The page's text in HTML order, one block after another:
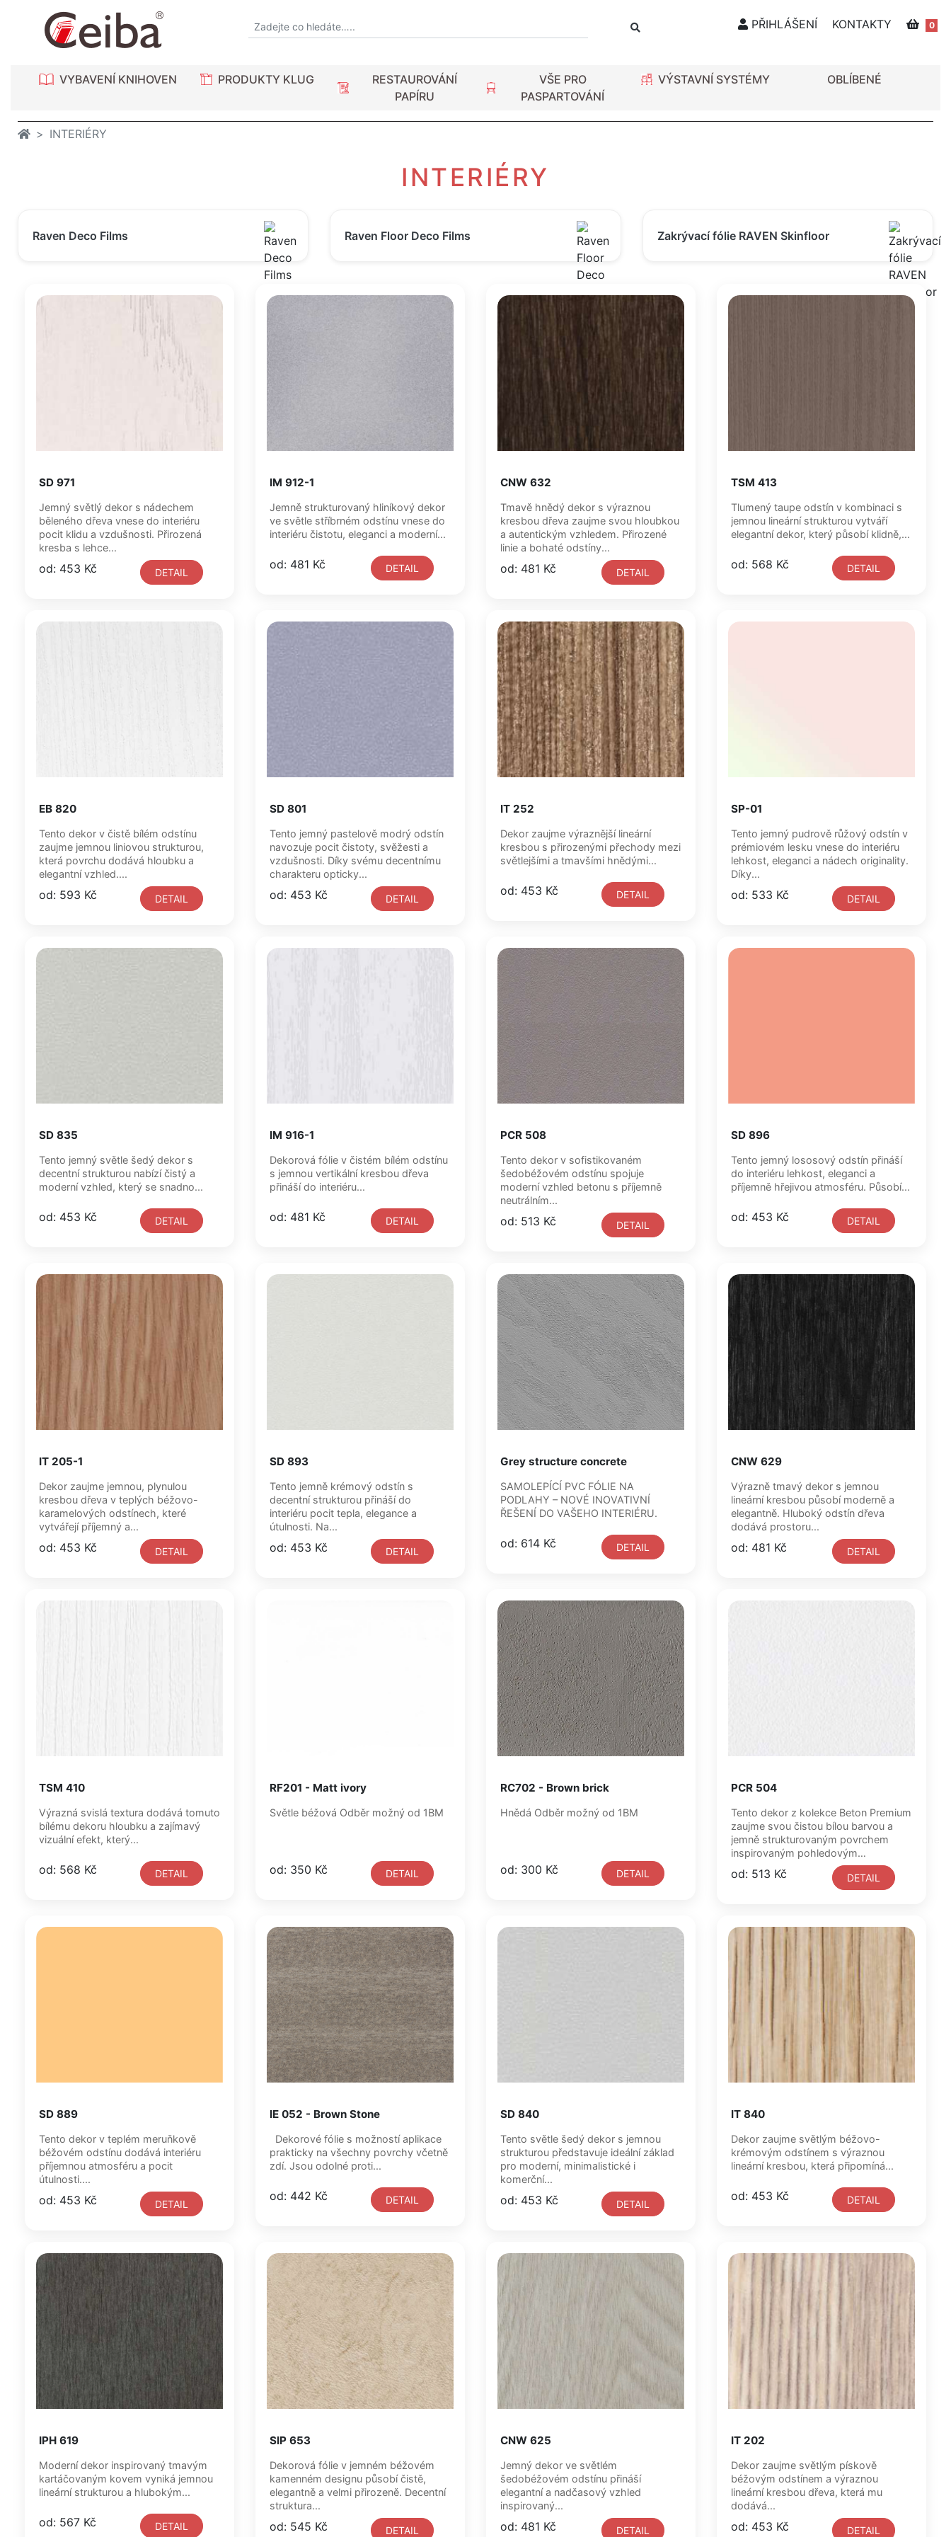
PŘIHLÁŠENÍ KONTAKTY 0
VYBAVENÍ KNIHOVEN PRODUKTY KLUG
RESTAUROVÁNÍ
PAPÍRU
VŠE PRO
PASPARTOVÁNÍ
VÝSTAVNÍ SYSTÉMY OBLÍBENÉ
INTERIÉRY
INTERIÉRY
Raven Deco Films Raven Floor Deco Films Zakrývací fólie RAVEN Skinfloor
SD 971
Jemný světlý dekor s nádechem
běleného dřeva vnese do interiéru
pocit klidu a vzdušnosti. Přirozená
kresba s lehce...
od: 453 Kč DETAIL
IM 912-1
Jemně strukturovaný hliníkový dekor
ve světle stříbrném odstínu vnese do
interiéru čistotu, eleganci a moderní...
od: 481 Kč DETAIL
CNW 632
Tmavě hnědý dekor s výraznou
kresbou dřeva zaujme svou hloubkou
a autentickým vzhledem. Přirozené
linie a bohaté odstíny...
od: 481 Kč DETAIL
TSM 413
Tlumený taupe odstín v kombinaci s
jemnou lineární strukturou vytváří
elegantní dekor, který působí klidně,...
od: 568 Kč DETAIL
EB 820
Tento dekor v čistě bílém odstínu
zaujme jemnou liniovou strukturou,
která povrchu dodává hloubku a
elegantní vzhled....
od: 593 Kč DETAIL
SD 801
Tento jemný pastelově modrý odstín
navozuje pocit čistoty, svěžesti a
vzdušnosti. Díky svému decentnímu
charakteru opticky...
od: 453 Kč DETAIL
IT 252
Dekor zaujme výraznější lineární
kresbou s přirozenými přechody mezi
světlejšími a tmavšími hnědými...
od: 453 Kč DETAIL
SP-01
Tento jemný pudrově růžový odstín v
prémiovém lesku vnese do interiéru
lehkost, eleganci a nádech originality.
Díky...
od: 533 Kč DETAIL
SD 835
Tento jemný světle šedý dekor s
decentní strukturou nabízí čistý a
moderní vzhled, který se snadno...
od: 453 Kč DETAIL
IM 916-1
Dekorová fólie v čistém bílém odstínu
s jemnou vertikální kresbou dřeva
přináší do interiéru...
od: 481 Kč DETAIL
PCR 508
Tento dekor v sofistikovaném
šedobéžovém odstínu spojuje
moderní vzhled betonu s příjemně
neutrálním...
od: 513 Kč DETAIL
SD 896
Tento jemný lososový odstín přináší
do interiéru lehkost, eleganci a
příjemně hřejivou atmosféru. Působí...
od: 453 Kč DETAIL
IT 205-1
Dekor zaujme jemnou, plynulou
kresbou dřeva v teplých béžovo-
karamelových odstínech, které
vytvářejí příjemný a...
od: 453 Kč DETAIL
SD 893
Tento jemně krémový odstín s
decentní strukturou přináší do
interiéru pocit tepla, elegance a
útulnosti. Na...
od: 453 Kč DETAIL
Grey structure concrete
SAMOLEPÍCÍ PVC FÓLIE NA
PODLAHY – NOVÉ INOVATIVNÍ
ŘEŠENÍ DO VAŠEHO INTERIÉRU.
od: 614 Kč DETAIL
CNW 629
Výrazně tmavý dekor s jemnou
lineární kresbou působí moderně a
elegantně. Hluboký odstín dřeva
dodává prostoru...
od: 481 Kč DETAIL
TSM 410
Výrazná svislá textura dodává tomuto
bílému dekoru hloubku a zajímavý
vizuální efekt, který...
od: 568 Kč DETAIL
RF201 - Matt ivory
Světle béžová Odběr možný od 1BM
od: 350 Kč DETAIL
RC702 - Brown brick
Hnědá Odběr možný od 1BM
od: 300 Kč DETAIL
PCR 504
Tento dekor z kolekce Beton Premium
zaujme svou čistou bílou barvou a
jemně strukturovaným povrchem
inspirovaným pohledovým
betonem....
od: 513 Kč DETAIL
SD 889
Tento dekor v teplém meruňkově
béžovém odstínu dodává interiéru
příjemnou atmosféru a pocit
útulnosti....
od: 453 Kč DETAIL
IE 052 - Brown Stone
Dekorové fólie s možností aplikace
prakticky na všechny povrchy včetně
zdí. Jsou odolné proti...
od: 442 Kč DETAIL
SD 840
Tento světle šedý dekor s jemnou
strukturou představuje ideální základ
pro moderní, minimalistické i
komerční...
od: 453 Kč DETAIL
IT 840
Dekor zaujme světlým béžovo-
krémovým odstínem s výraznou
lineární kresbou, která připomíná...
od: 453 Kč DETAIL
IPH 619
Moderní dekor inspirovaný tmavým
kartáčovaným kovem vyniká jemnou
lineární strukturou a hlubokým...
od: 567 Kč DETAIL
SIP 653
Dekorová fólie v jemném béžovém
kamenném designu působí čistě,
elegantně a velmi přirozeně. Decentní
struktura...
od: 545 Kč DETAIL
CNW 625
Jemný dekor ve světlém
šedobéžovém odstínu přináší
elegantní a nadčasový vzhled
inspirovaný...
od: 481 Kč DETAIL
IT 202
Dekor zaujme světlým pískově
béžovým odstínem a výraznou
lineární kresbou dřeva, která mu
dodává...
od: 453 Kč DETAIL